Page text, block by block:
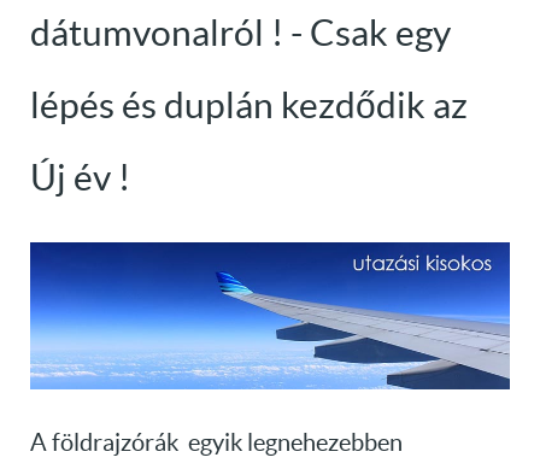
dátumvonalról ! - Csak egy
lépés és duplán kezdődik az
Új év !
A földrajzórák egyik legnehezebben